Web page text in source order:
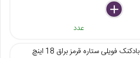
delete
remove
add
عدد
بادکنک فویلی ستاره قرمز براق 18 اینچ